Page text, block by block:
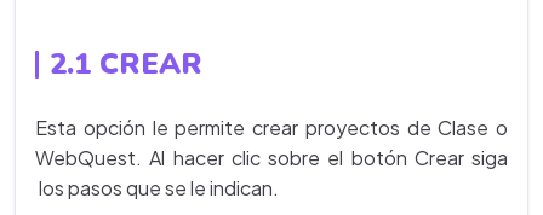
2.1 CREAR
Esta opción le permite crear proyectos de Clase o
WebQuest. Al hacer clic sobre el botón Crear siga
los pasos que se le indican.